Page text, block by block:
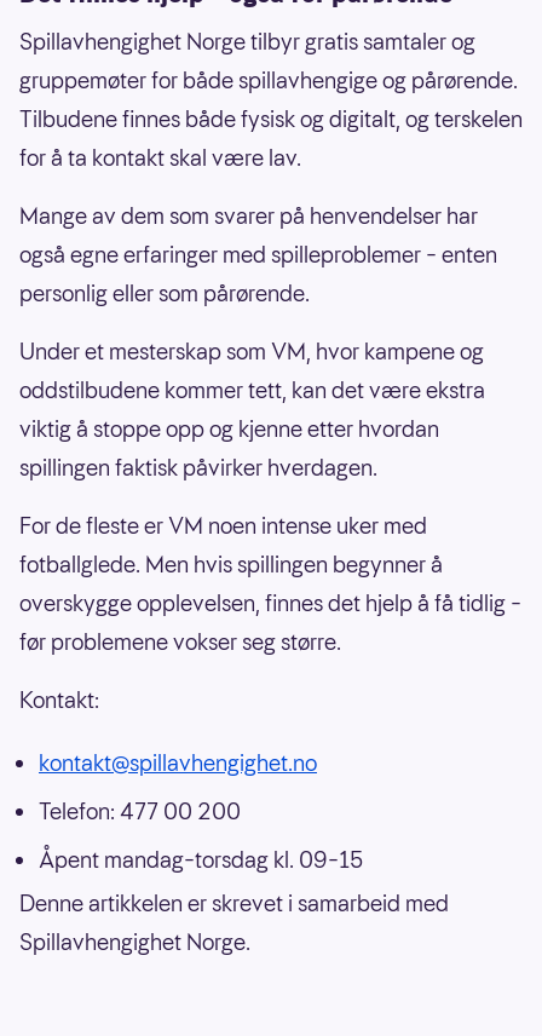
Spillavhengighet Norge tilbyr gratis samtaler og
gruppemøter for både spillavhengige og pårørende.
Tilbudene finnes både fysisk og digitalt, og terskelen
for å ta kontakt skal være lav.
Mange av dem som svarer på henvendelser har
også egne erfaringer med spilleproblemer – enten
personlig eller som pårørende.
Under et mesterskap som VM, hvor kampene og
oddstilbudene kommer tett, kan det være ekstra
viktig å stoppe opp og kjenne etter hvordan
spillingen faktisk påvirker hverdagen.
For de fleste er VM noen intense uker med
fotballglede. Men hvis spillingen begynner å
overskygge opplevelsen, finnes det hjelp å få tidlig –
før problemene vokser seg større.
Kontakt:
kontakt@spillavhengighet.no
Telefon: 477 00 200
Åpent mandag–torsdag kl. 09–15
Denne artikkelen er skrevet i samarbeid med
Spillavhengighet Norge.